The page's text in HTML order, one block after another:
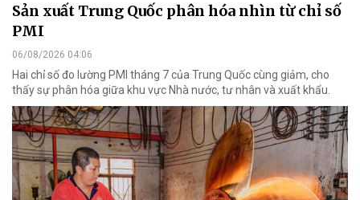
Sản xuất Trung Quốc phân hóa nhìn từ chỉ số
PMI
06/08/2026 04:06
Hai chỉ số đo lường PMI tháng 7 của Trung Quốc cùng giảm, cho
thấy sự phân hóa giữa khu vực Nhà nước, tư nhân và xuất khẩu.